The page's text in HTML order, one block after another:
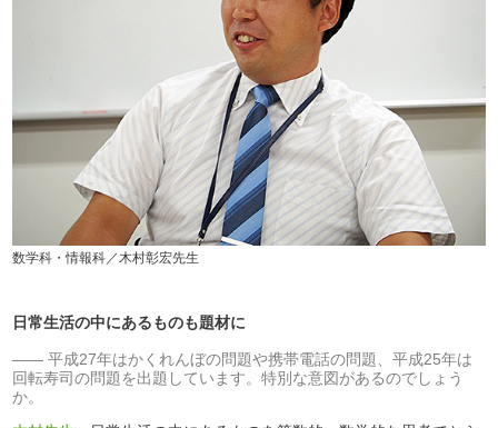
数学科・情報科／木村彰宏先生
日常生活の中にあるものも題材に
平成27年はかくれんぼの問題や携帯電話の問題、平成25年は
回転寿司の問題を出題しています。特別な意図があるのでしょう
か。